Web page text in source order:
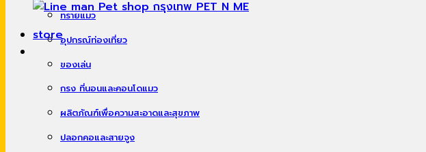
store
ทรายแมว
อุปกรณ์ท่องเที่ยว
ของเล่น
กรง ที่นอนและคอนโดแมว
ผลิตภัณฑ์เพื่อความสะอาดและสุขภาพ
ปลอกคอและสายจูง